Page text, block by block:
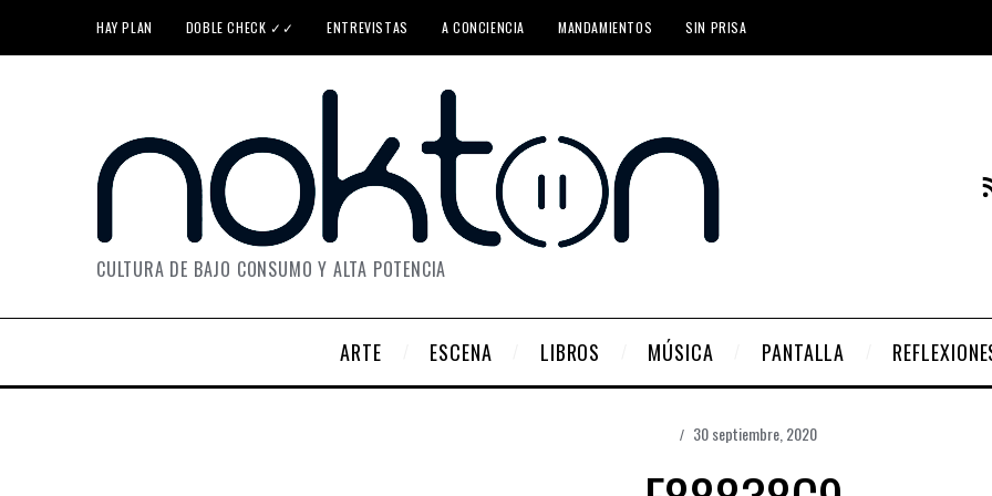
HAY PLAN DOBLE CHECK ✓✓ ENTREVISTAS A CONCIENCIA MANDAMIENTOS SIN PRISA
CULTURA DE BAJO CONSUMO Y ALTA POTENCIA
ARTE ESCENA LIBROS MÚSICA PANTALLA
30 septiembre, 2020